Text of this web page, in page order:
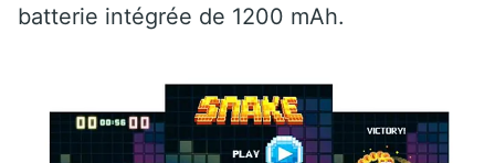
batterie intégrée de 1200 mAh.